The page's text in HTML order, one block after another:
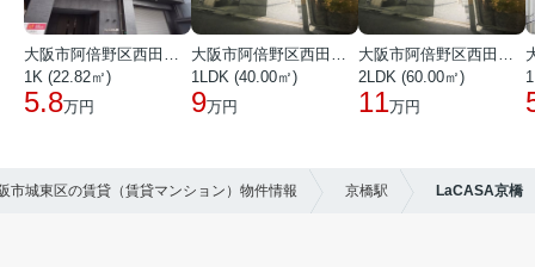
1K (22.82㎡)
5.8万円
1LDK (40.00㎡)
9万円
2LDK (60.00㎡)
11万円
市城東区の賃貸（賃貸マンション）物件情報 京橋駅 LaCASA京橋